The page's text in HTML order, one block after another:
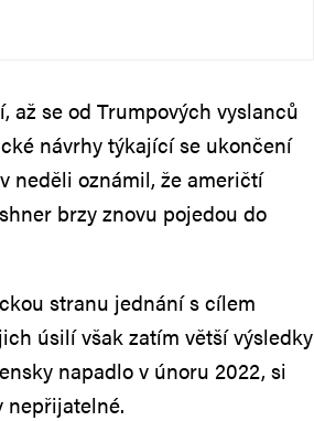
až se od Trumpových vyslanců
návrhy týkající se ukončení
neděli oznámil, že američtí
brzy znovu pojedou do
stranu jednání s cílem
úsilí však zatím větší výsledky
napadlo v únoru 2022, si
nepřijatelné.